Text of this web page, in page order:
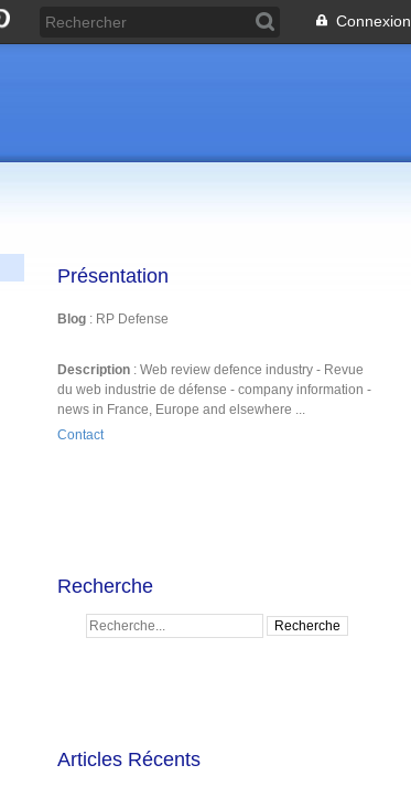
Connexion
Présentation
Blog : RP Defense
Description : Web review defence industry - Revue
du web industrie de défense - company information -
news in France, Europe and elsewhere ...
Contact
Recherche
Articles Récents